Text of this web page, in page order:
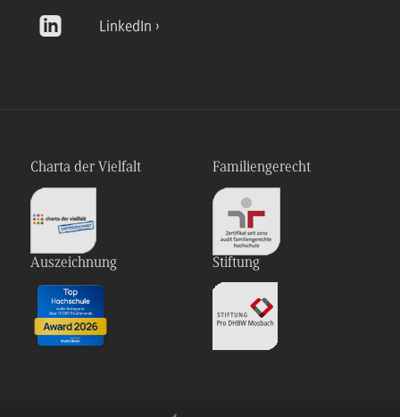
LinkedIn
Charta der Vielfalt Familiengerecht
Auszeichnung Stiftung